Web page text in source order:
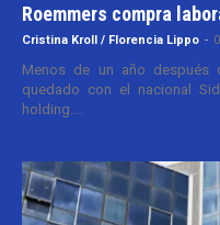
Roemmers compra
Cristina Kroll / Florencia Lippo -
Menos de un año después
quedado con el nacional
holding....